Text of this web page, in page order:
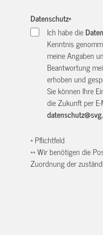
Datenschutz*
Ich habe die
Kenntnis
meine Angaben
Beantwortung
erhoben und
Sie können Ihre
die Zukunft per E-
* Pflichtfeld
** Wir benötigen die
Zuordnung der